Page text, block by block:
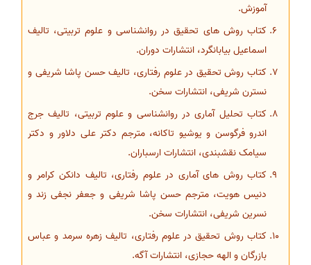
آموزش.
کتاب روش های تحقیق در روانشناسی و علوم تربیتی، تالیف
اسماعیل بیابانگرد، انتشارات دوران.
کتاب روش تحقیق در علوم رفتاری، تالیف حسن پاشا شریفی و
نسترن شریفی، انتشارات سخن.
کتاب تحلیل آماری در روانشناسی و علوم تربیتی، تالیف جرج
اندرو فرگوسن و یوشیو تاکانه، مترجم دکتر علی دلاور و دکتر
سیامک نقشبندی، انتشارات ارسباران.
کتاب روش های آماری در علوم رفتاری، تالیف دانکن کرامر و
دنیس هویت، مترجم حسن پاشا شریفی و جعفر نجفی زند و
نسرین شریفی، انتشارات سخن.
کتاب روش تحقیق در علوم رفتاری، تالیف زهره سرمد و عباس
بازرگان و الهه حجازی، انتشارات آگه.